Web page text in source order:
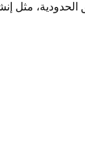
الحدودية،